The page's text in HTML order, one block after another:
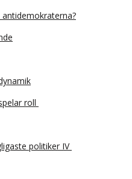
antidemokraterna?
roll
politiker IV